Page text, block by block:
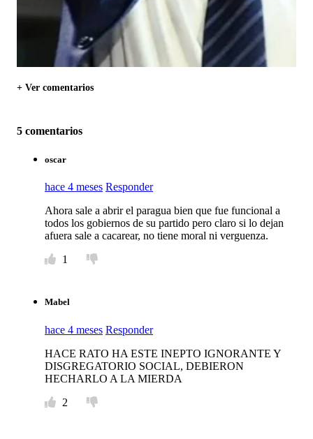
+ Ver comentarios
5 comentarios
oscar
hace 4 meses Responder
Ahora sale a abrir el paragua bien que fue funcional a
todos los gobiernos de su partido pero claro si lo dejan
afuera sale a cacarear, no tiene moral ni verguenza.
1
Mabel
hace 4 meses Responder
HACE RATO HA ESTE INEPTO IGNORANTE Y
DISGREGATORIO SOCIAL, DEBIERON
HECHARLO A LA MIERDA
2